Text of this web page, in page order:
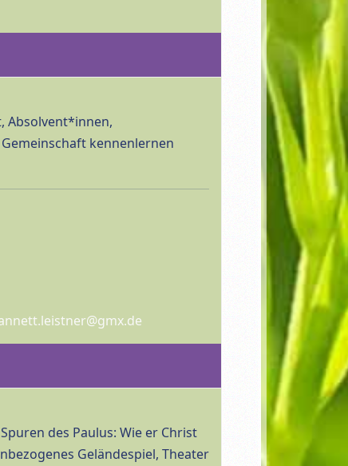
Absolvent*innen,
kennenlernen
des Paulus: Wie er Christ
Geländespiel, Theater